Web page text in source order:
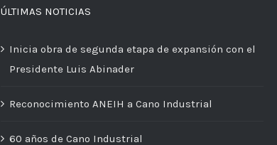
ÚLTIMAS NOTICIAS
Inicia obra de segunda etapa de expansión con el
Presidente Luis Abinader
Reconocimiento ANEIH a Cano Industrial
60 años de Cano Industrial